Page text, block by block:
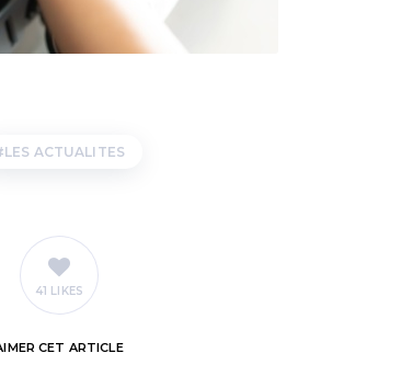
LES ACTUALITES
41 LIKES
CET ARTICLE